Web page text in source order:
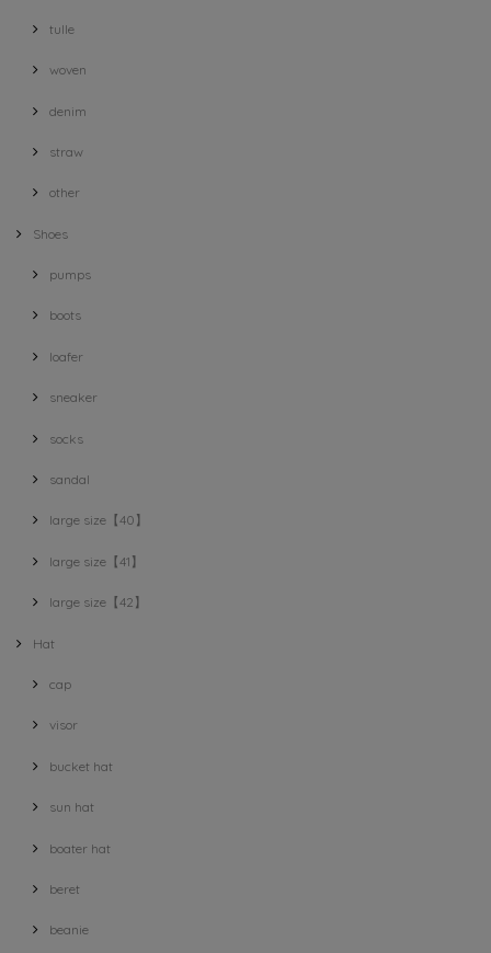
tulle
woven
denim
straw
other
Shoes
pumps
boots
loafer
sneaker
socks
sandal
large size【40】
large size【41】
large size【42】
Hat
cap
visor
bucket hat
sun hat
boater hat
beret
beanie